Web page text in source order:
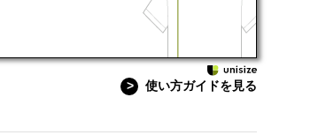
> 使い方ガイドを見る